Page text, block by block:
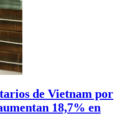
de Vietnam por
18,7% en